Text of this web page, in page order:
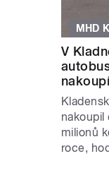
MHD
V
nakoupil
milionů
roce,